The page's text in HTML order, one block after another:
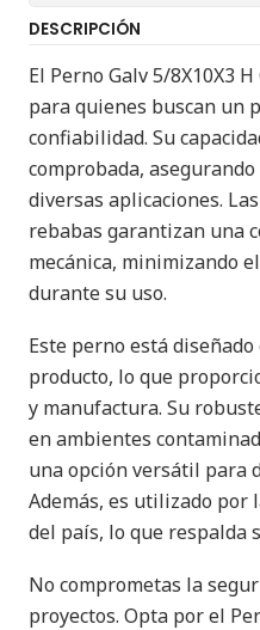
DESCRIPCIÓN
El Perno Galv 5/8X10X3
para quienes buscan un
confiabilidad. Su
comprobada,
diversas aplicaciones.
rebabas garantizan una
mecánica, minimizando
durante su uso.
Este perno está
producto, lo que
y manufactura. Su
en ambientes
una opción versátil para
Además, es utilizado
del país, lo que respalda
No comprometas la
proyectos. Opta por el